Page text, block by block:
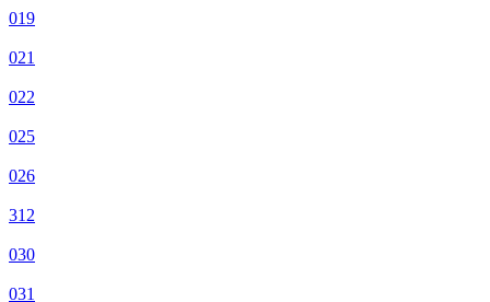
019
021
022
025
026
312
030
031